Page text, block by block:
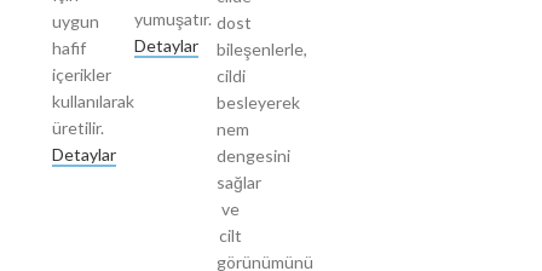
uygun
hafif
içerikler
kullanılarak
üretilir.​
Detaylar
yumuşatır.
Detaylar
dost
bileşenlerle,
cildi
besleyerek
nem
dengesini
sağlar
ve
cilt
görünümünü